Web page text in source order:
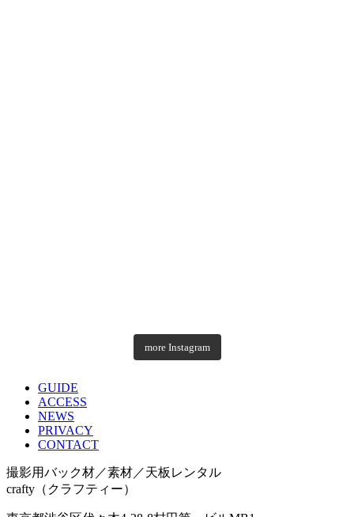
more Instagram
GUIDE
ACCESS
NEWS
PRIVACY
CONTACT
撮影用バック材／素材／天板レンタル
crafty（クラフティー）